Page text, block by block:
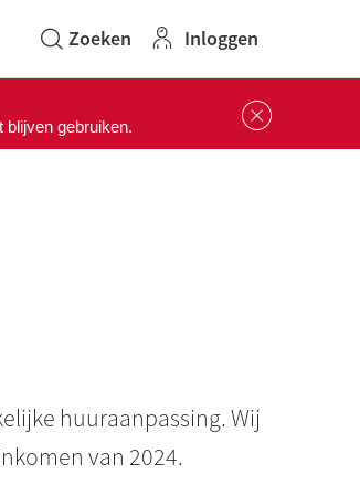
Inloggen
blijven gebruiken.
huuraanpassing. Wij
van 2024.